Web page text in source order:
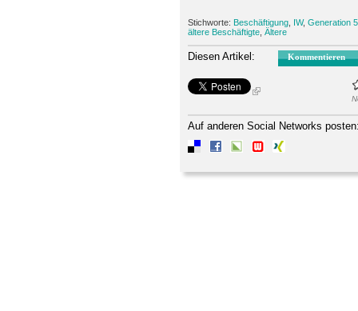
Stichworte: Beschäftigung IW, Generation
ältere Beschäftigte Ältere
Diesen Artikel: Kommentieren
Auf anderen Social Networks